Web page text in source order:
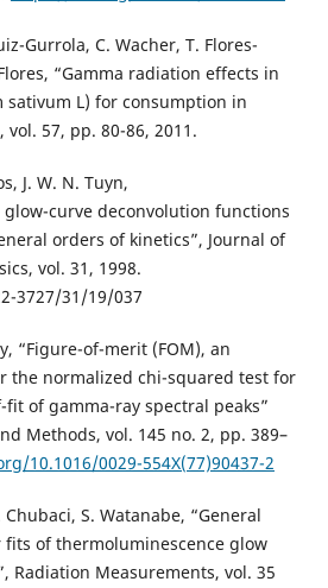
Gurrola, C. Wacher, T. Flores-
“Gamma radiation effects in
L) for consumption in
vol. 57, pp. 80-86, 2011.
J. W. N. Tuyn,
glow-curve deconvolution functions
orders of kinetics”, Journal of
vol. 31, 1998.
3727/31/19/037
“Figure-of-merit (FOM), an
the normalized chi-squared test for
fit of gamma-ray spectral peaks”
Methods, vol. 145 no. 2, pp. 389–
10.1016/0029-554X(77)90437-2
Chubaci, S. Watanabe, “General
of thermoluminescence glow
Radiation Measurements, vol. 35